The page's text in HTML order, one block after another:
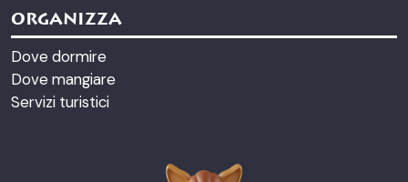
ORGANIZZA
Dove dormire
Dove mangiare
Servizi turistici